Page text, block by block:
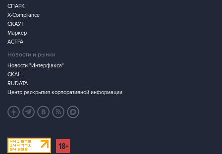
СПАРК
X-Compliance
СКАУТ
Маркер
АСТРА
Новости и рынки
Новости "Интерфакса"
СКАН
RUDATA
Центр раскрытия корпоративной информации